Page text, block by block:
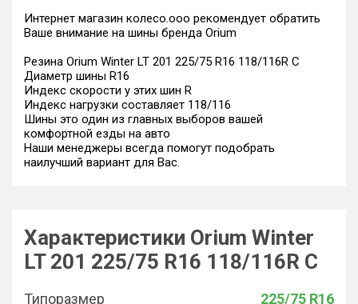
Интернет магазин колесо.ооо рекомендует обратить
Ваше внимание на шины бренда Orium
Резина Orium Winter LT 201 225/75 R16 118/116R C
Диаметр шины R16
Индекс скорости у этих шин R
Индекс нагрузки составляет 118/116
Шины это один из главных выборов вашей
комфортной езды на авто
Наши менеджеры всегда помогут подобрать
наилучший вариант для Вас.
Характеристики Orium Winter
LT 201 225/75 R16 118/116R C
Типоразмер
225/75 R16